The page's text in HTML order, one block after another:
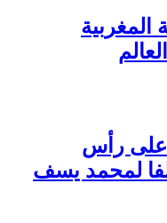
المغربية
على رأس
لمحمد يسف